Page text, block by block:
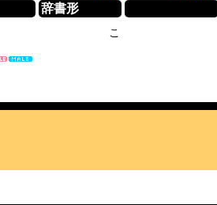
辞書形
こ